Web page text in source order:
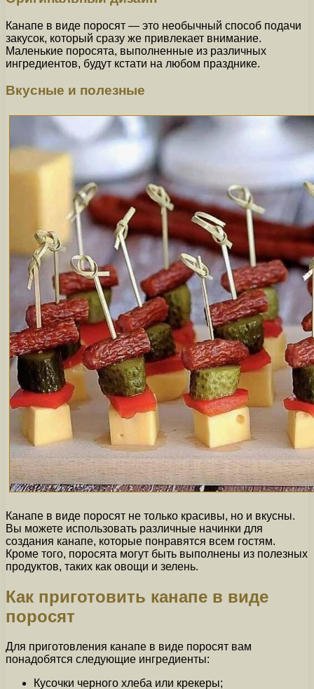
Канапе в виде поросят — это необычный способ подачи
закусок, который сразу же привлекает внимание.
Маленькие поросята, выполненные из различных
ингредиентов, будут кстати на любом празднике.
Вкусные и полезные
Канапе в виде поросят не только красивы, но и вкусны.
Вы можете использовать различные начинки для
создания канапе, которые понравятся всем гостям.
Кроме того, поросята могут быть выполнены из полезных
продуктов, таких как овощи и зелень.
Как приготовить канапе в виде
поросят
Для приготовления канапе в виде поросят вам
понадобятся следующие ингредиенты:
Кусочки черного хлеба или крекеры;